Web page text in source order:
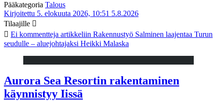
Pääkategoria Talous
Kirjoitettu 5. elokuuta 2026, 10:51 5.8.2026
Tilaajille
Ei kommentteja artikkeliin Rakennustyö Salminen laajentaa Turun
seudulle – aluejohtajaksi Heikki Malaska
Aurora Sea Resortin rakentaminen
käynnistyy Iissä